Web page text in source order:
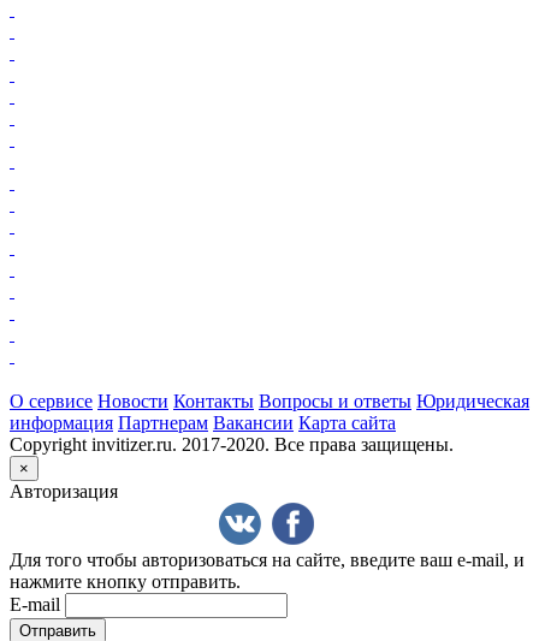
О сервисе Новости Контакты Вопросы и ответы Юридическая
информация Партнерам Вакансии Карта сайта
Copyright invitizer.ru. 2017-2020. Все права защищены.
×
Авторизация
Для того чтобы авторизоваться на сайте, введите ваш e-mail, и
нажмите кнопку отправить.
E-mail
Отправить